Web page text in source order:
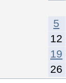
5
12
19
26